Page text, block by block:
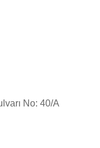
No: 40/A